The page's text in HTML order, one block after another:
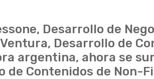
Desarrollo de
Desarrollo de
argentina, ahora se
de Contenidos de Non-